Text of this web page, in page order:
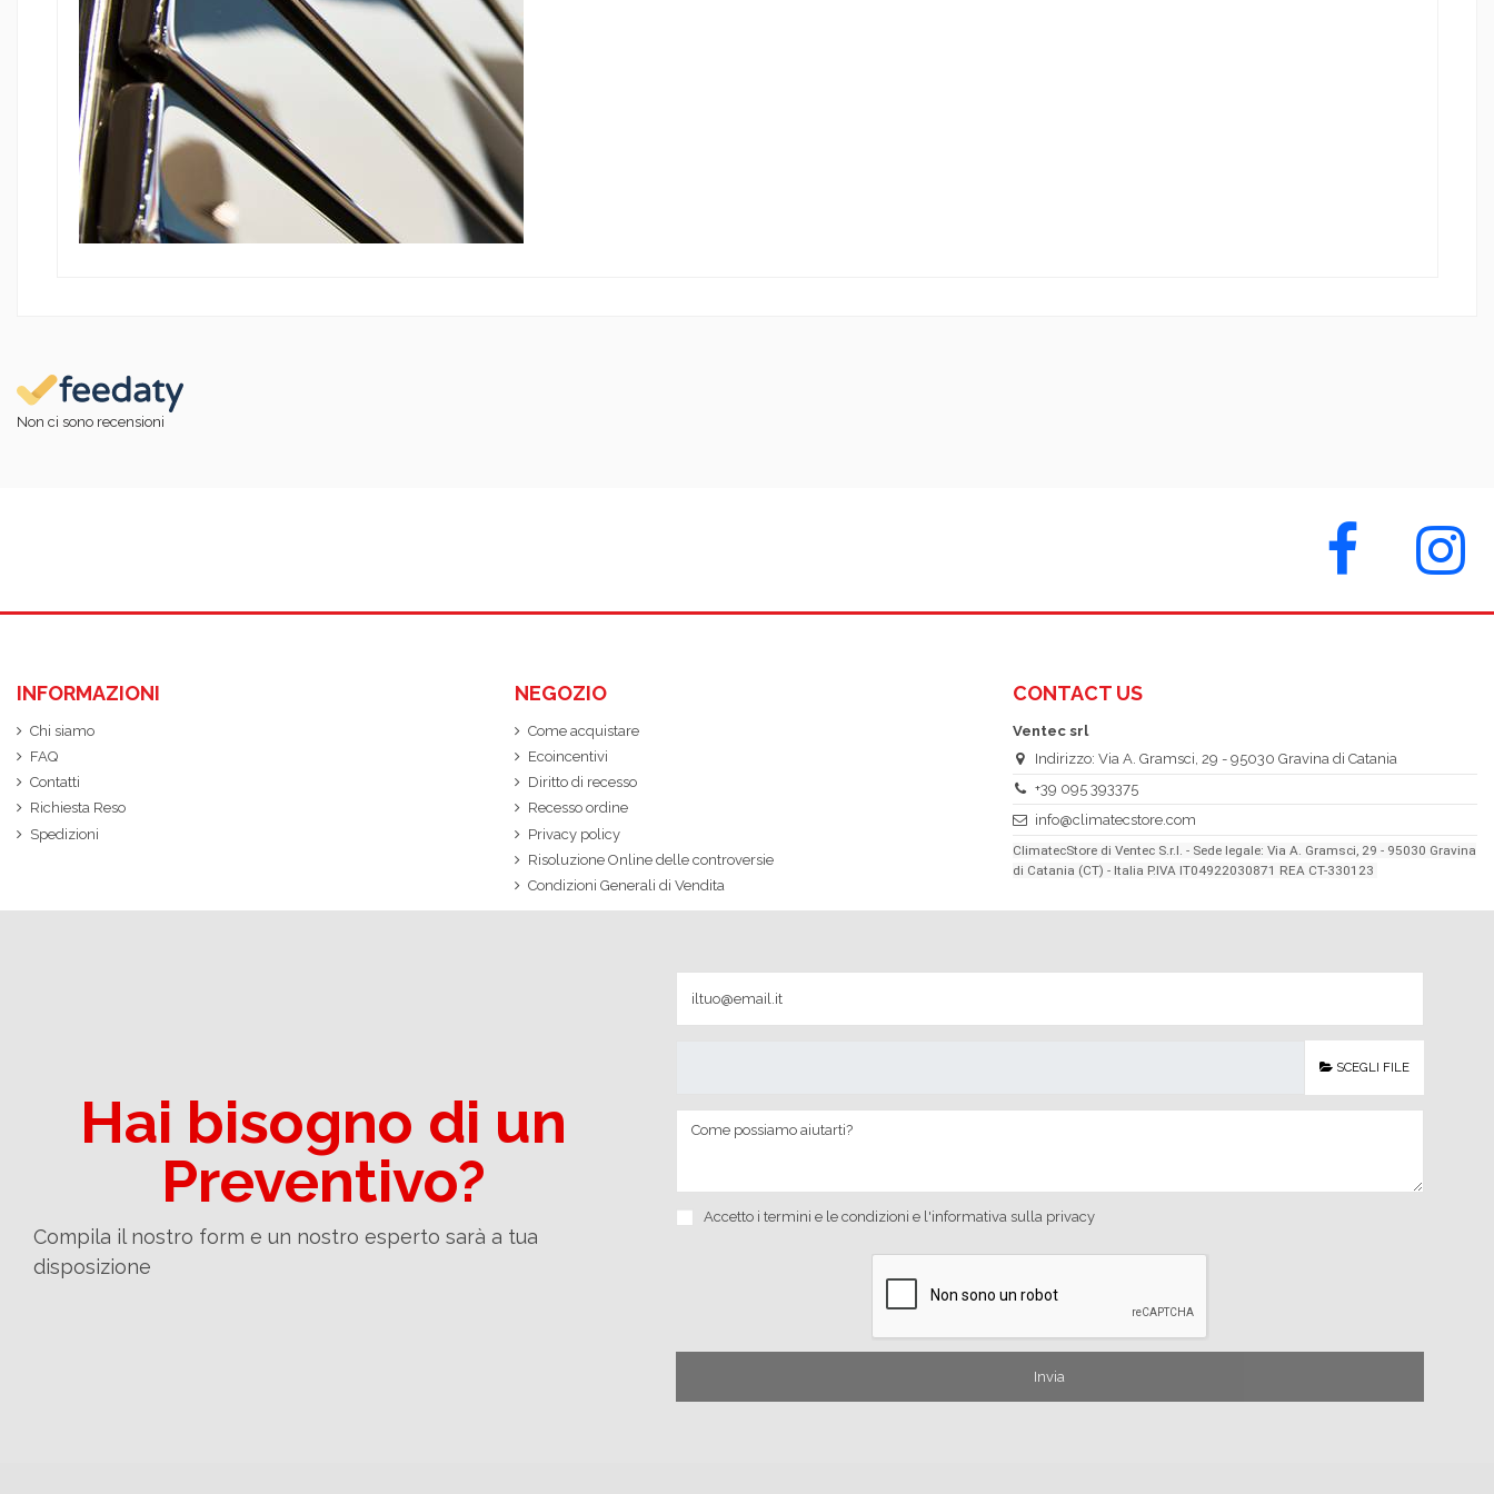
Non ci sono recensioni
INFORMAZIONI
Chi siamo
FAQ
Contatti
Richiesta Reso
Spedizioni
NEGOZIO
Come acquistare
Ecoincentivi
Diritto di recesso
Recesso ordine
Privacy policy
Risoluzione Online delle controversie
Condizioni Generali di Vendita
CONTACT US
Ventec srl
Indirizzo: Via A. Gramsci, 29 - 95030 Gravina di Catania
+39 095 393375
info@climatecstore.com
ClimatecStore di Ventec S.r.l. - Sede legale: Via A. Gramsci, 29 - 95030 Gravina
di Catania (CT) - Italia P.IVA IT04922030871 REA CT-330123
Hai bisogno di un
Preventivo?
Compila il nostro form e un nostro esperto sarà a tua
disposizione
SCEGLI FILE
Accetto itermini e le condizioni e l'informativa sulla privacy